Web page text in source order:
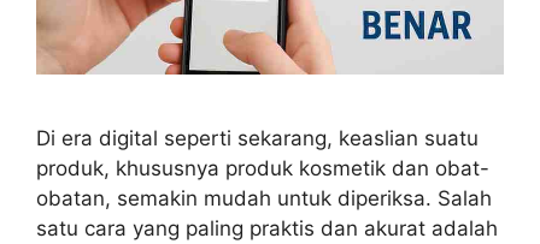
Di era digital seperti sekarang, keaslian suatu
produk, khususnya produk kosmetik dan obat-
obatan, semakin mudah untuk diperiksa. Salah
satu cara yang paling praktis dan akurat adalah